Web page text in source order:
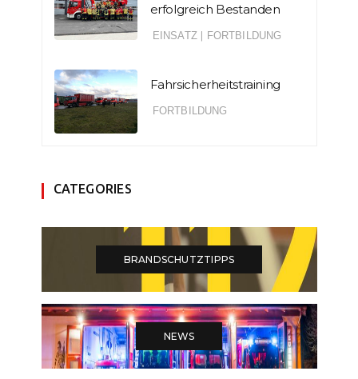
erfolgreich Bestanden
EINSATZ FORTBILDUNG
Fahrsicherheitstraining
FORTBILDUNG
CATEGORIES
BRANDSCHUTZTIPPS
NEWS